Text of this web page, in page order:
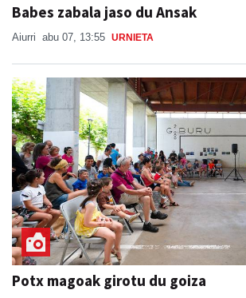
Babes zabala jaso du Ansak
Aiurri abu 07, 13:55 URNIETA
Potx magoak girotu du goiza